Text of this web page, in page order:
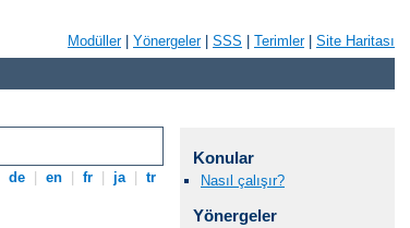
Modüller| Yönergeler| SSS Terimler| Site Haritası
de en fr ja tr
Konular
Nasıl çalışır?
Yönergeler